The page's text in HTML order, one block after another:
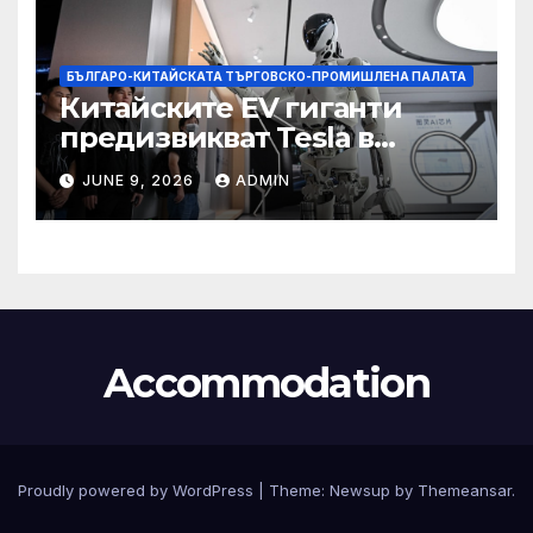
БЪЛГАРО-КИТАЙСКАТА ТЪРГОВСКО-ПРОМИШЛЕНА ПАЛАТА
Китайските EV гиганти
предизвикват Tesla в
надпреварата за
комерсиализиране на
хуманоидни роботи
JUNE 9, 2026 ADMIN
Accommodation
Proudly powered by WordPress Theme: Newsup by Themeansar.